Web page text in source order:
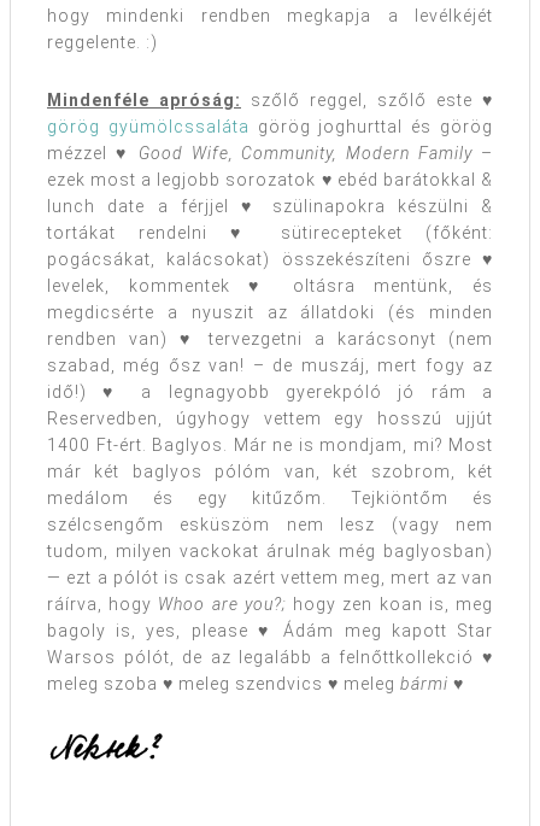
hogy mindenki rendben megkapja a levélkéjét
reggelente. :)
Mindenféle apróság:
szőlő reggel, szőlő este ♥
görög gyümölcssaláta
görög joghurttal és görög
mézzel ♥ Good Wife, Community, Modern Family –
ezek most a legjobb sorozatok ♥ ebéd barátokkal &
lunch date a férjjel ♥ szülinapokra készülni &
tortákat rendelni ♥ sütirecepteket (főként:
pogácsákat, kalácsokat) összekészíteni őszre ♥
levelek, kommentek ♥ oltásra mentünk, és
megdicsérte a nyuszit az állatdoki (és minden
rendben van) ♥ tervezgetni a karácsonyt (nem
szabad, még ősz van! – de muszáj, mert fogy az
idő!) ♥ a legnagyobb gyerekpóló jó rám a
Reservedben, úgyhogy vettem egy hosszú ujjút
1400 Ft-ért. Baglyos. Már ne is mondjam, mi? Most
már két baglyos pólóm van, két szobrom, két
medálom és egy kitűzőm. Tejkiöntőm és
szélcsengőm esküszöm nem lesz (vagy nem
tudom, milyen vackokat árulnak még baglyosban)
— ezt a pólót is csak azért vettem meg, mert az van
ráírva, hogy Whoo are you?; hogy zen koan is, meg
bagoly is, yes, please ♥ Ádám meg kapott Star
Warsos pólót, de az legalább a felnőttkollekció ♥
meleg szoba ♥ meleg szendvics ♥ meleg bármi ♥